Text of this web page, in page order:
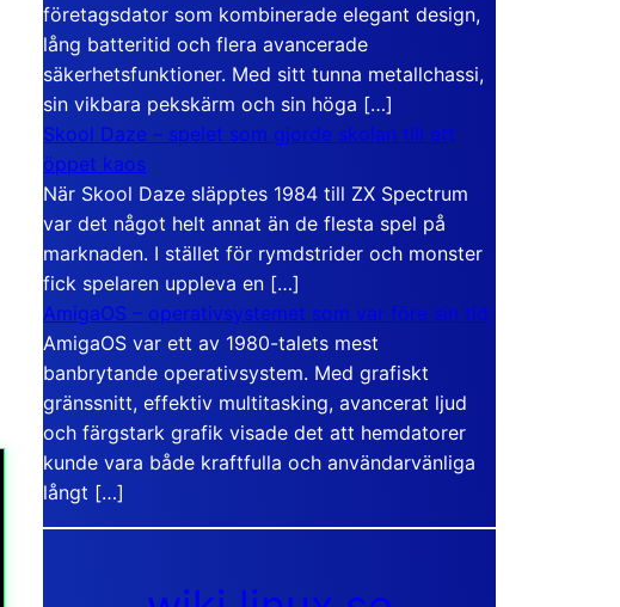
företagsdator som kombinerade elegant design,
lång batteritid och flera avancerade
säkerhetsfunktioner. Med sitt tunna metallchassi,
sin vikbara pekskärm och sin höga […]
Skool Daze – spelet som gjorde skolan till ett
öppet kaos
När Skool Daze släpptes 1984 till ZX Spectrum
var det något helt annat än de flesta spel på
marknaden. I stället för rymdstrider och monster
fick spelaren uppleva en […]
AmigaOS – operativsystemet som var före sin tid
AmigaOS var ett av 1980-talets mest
banbrytande operativsystem. Med grafiskt
gränssnitt, effektiv multitasking, avancerat ljud
och färgstark grafik visade det att hemdatorer
kunde vara både kraftfulla och användarvänliga
långt […]